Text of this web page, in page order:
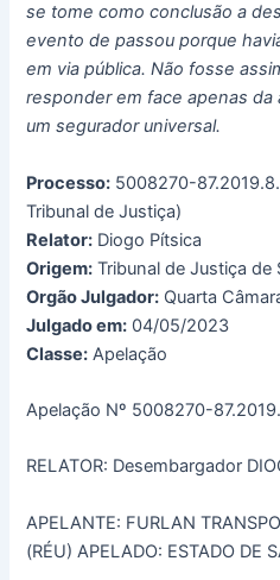
se tome como conclusão a
evento de passou porque
em via pública. Não fosse
responder em face apenas da
um segurador universal.
Processo: 5008270-
Tribunal de Justiça)
Relator: Diogo Pítsica
Origem: Tribunal de Justiça de
Orgão Julgador: Quarta
Julgado em: 04/05/2023
Classe: Apelação
Apelação Nº 5008270-
RELATOR: Desembargador
APELANTE: FURLAN
(RÉU) APELADO: ESTADO DE